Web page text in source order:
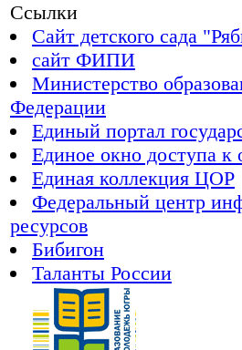
Ссылки
Сайт детского сада
сайт ФИПИ
Министерство
Федерации
Единый портал
Единое окно доступа к
Единая коллекция ЦОР
Федеральный центр
ресурсов
Бибигон
Таланты России